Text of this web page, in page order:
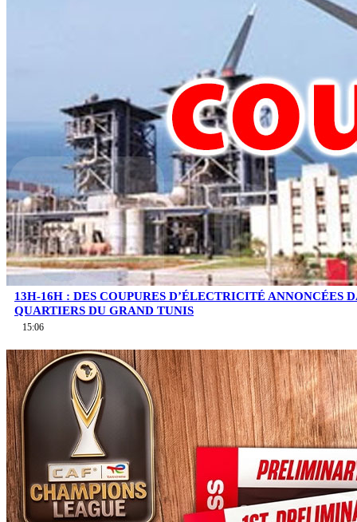
13H-16H : DES COUPURES D’ÉLECTRICITÉ ANNONCÉES
QUARTIERS DU GRAND TUNIS
15:06